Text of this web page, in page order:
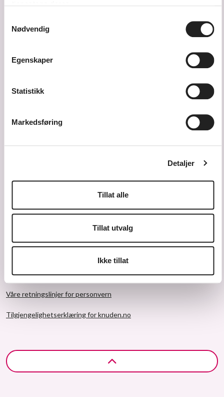
Nødvendig
Egenskaper
Statistikk
Markedsføring
Detaljer
Tillat alle
Tillat utvalg
Ikke tillat
Send e-post
Større tekst
Våre retningslinjer for personvern
Tilgjengelighetserklæring for knuden.no